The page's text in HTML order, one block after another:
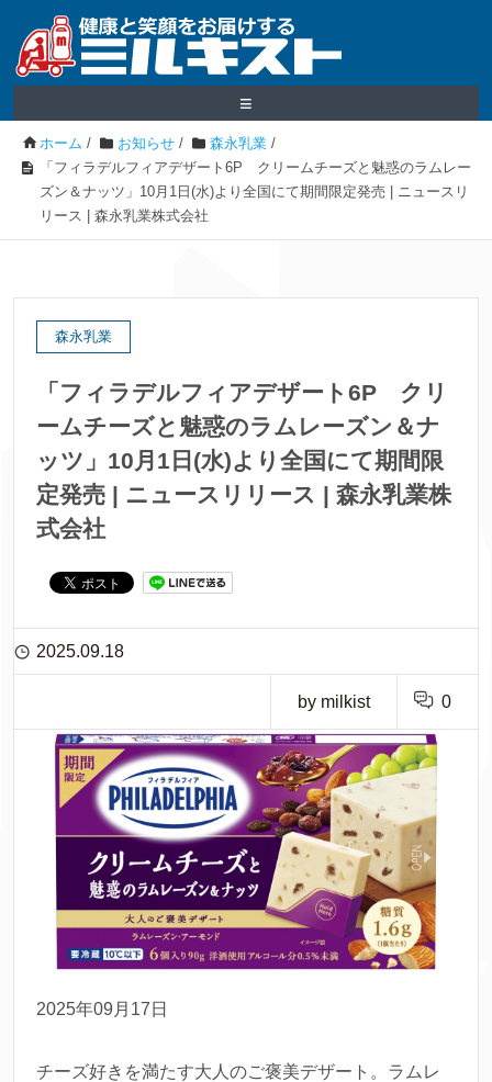
≡
ホーム / お知らせ / 森永乳業 /
「フィラデルフィアデザート6P クリームチーズと魅惑のラムレー
ズン＆ナッツ」10月1日(水)より全国にて期間限定発売 | ニュースリ
リース | 森永乳業株式会社
森永乳業
「フィラデルフィアデザート6P クリ
ームチーズと魅惑のラムレーズン＆ナ
ッツ」10月1日(水)より全国にて期間限
定発売 | ニュースリリース | 森永乳業株
式会社
2025.09.18
by milkist 0
2025年09月17日
チーズ好きを満たす大人のご褒美デザート。ラムレ